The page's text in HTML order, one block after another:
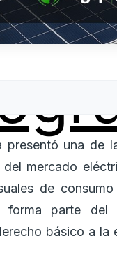
una de
mercado
de
forma parte
básico a la